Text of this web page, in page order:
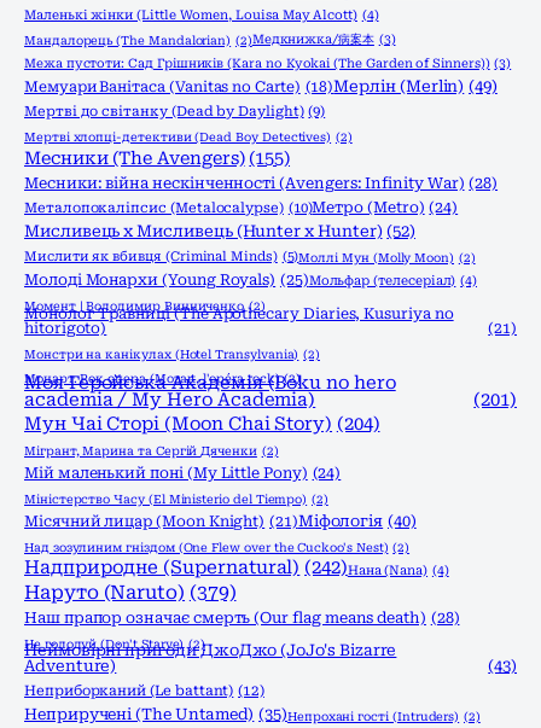
Маленькі жінки (Little Women, Louisa May Alcott) (4)
Мандалорець (The Mandalorian) (2)Медкнижка/病案本 (3)
Межа пустоти: Сад Грішників (Kara no Kyokai (The Garden of Sinners)) (3)
Мемуари Ванітаса (Vanitas no Carte) (18)Мерлін (Merlin) (49)
Мертві до світанку (Dead by Daylight) (9)
Мертві хлопці-детективи (Dead Boy Detectives) (2)
Месники (The Avengers) (155)
Месники: війна нескінченності (Avengers: Infinity War) (28)
Металопокаліпсис (Metalocalypse) (10)Метро (Metro) (24)
Мисливець х Мисливець (Hunter x Hunter) (52)
Мислити як вбивця (Criminal Minds) (5)Моллі Мун (Molly Moon) (2)
Молоді Монархи (Young Royals) (25)Мольфар (телесеріал) (4)
Момент | Володимир Винниченко (2)
Монолог Травниці (The Apothecary Diaries, Kusuriya no
hitorigoto)
(21)
Монстри на канікулах (Hotel Transylvania) (2)
Моцарт. Рок опера (Mozart, l'opéra rock) (2)
Моя Геройська Академія (Boku no hero
academia / My Hero Academia)
(201)
Мун Чаі Сторі (Moon Chai Story) (204)
Мігрант, Марина та Сергій Дяченки (2)
Мій маленький поні (My Little Pony) (24)
Міністерство Часу (El Ministerio del Tiempo) (2)
Місячний лицар (Moon Knight) (21)Міфологія (40)
Над зозулиним гніздом (One Flew over the Cuckoo's Nest) (2)
Надприродне (Supernatural) (242)Нана (Nana) (4)
Наруто (Naruto) (379)
Наш прапор означає смерть (Our flag means death) (28)
Не голодуй (Don't Starve) (2)
Неймовірні пригоди ДжоДжо (JoJo's Bizarre
Adventure)
(43)
Неприборканий (Le battant) (12)
Неприручені (The Untamed) (35)Непрохані гості (Intruders) (2)